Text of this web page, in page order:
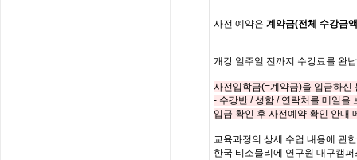
사전 예약은 계약금(전체 수강금
개강 일주일 전까지 수강료를 완
사전입학금(=계약금)을 입금하신
- 수강반 / 성함 / 연락처를 메일을
입금 확인 후 사전예약 확인 안내
교육과정의 상세 수업 내용에 관한
한국 티소믈리에 연구원 대구캠